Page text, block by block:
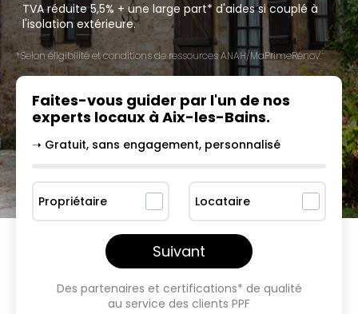
TVA réduite 5,5% + une large part* d'aides si couplé à
l'isolation extérieure.
*Selon éligibilité et conditions de ressources ANAH/MaPrimeRénov'.
Faites-vous guider par l'un de nos
experts locaux à Aix-les-Bains.
➝ Gratuit, sans engagement, personnalisé
Propriétaire Locataire
Suivant
Des partenaires et certifications* de qualité
au service des clients PPF